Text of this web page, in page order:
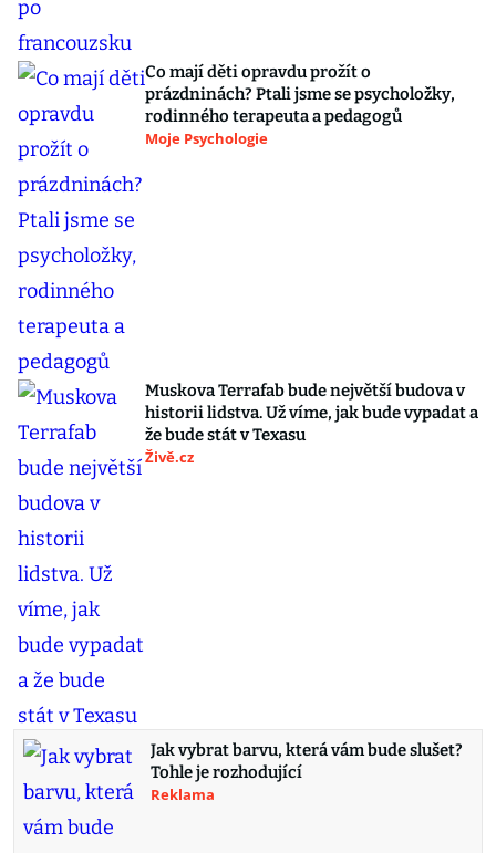
Co mají děti opravdu prožít o
prázdninách? Ptali jsme se psycholožky,
rodinného terapeuta a pedagogů
Moje Psychologie
Muskova Terrafab bude největší budova v
historii lidstva. Už víme, jak bude vypadat a
že bude stát v Texasu
Živě.cz
Jak vybrat barvu, která vám bude slušet?
Tohle je rozhodující
Reklama